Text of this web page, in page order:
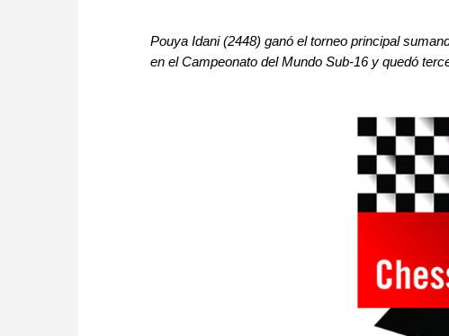
Pouya Idani (2448) ganó el torneo principal
en el Campeonato del Mundo Sub-16 y quedó